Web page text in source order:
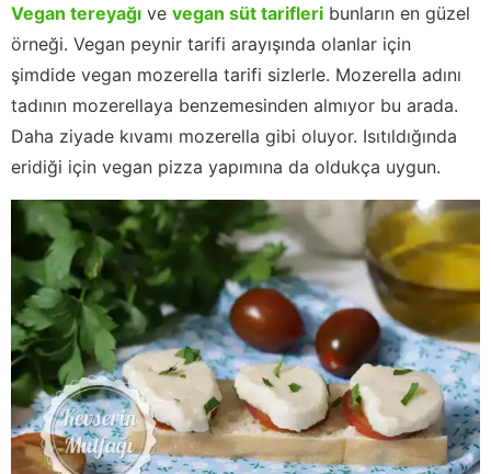
Vegan tereyağı ve vegan süt tarifleri bunların en güzel
örneği. Vegan peynir tarifi arayışında olanlar için
şimdide vegan mozerella tarifi sizlerle. Mozerella adını
tadının mozerellaya benzemesinden almıyor bu arada.
Daha ziyade kıvamı mozerella gibi oluyor. Isıtıldığında
eridiği için vegan pizza yapımına da oldukça uygun.